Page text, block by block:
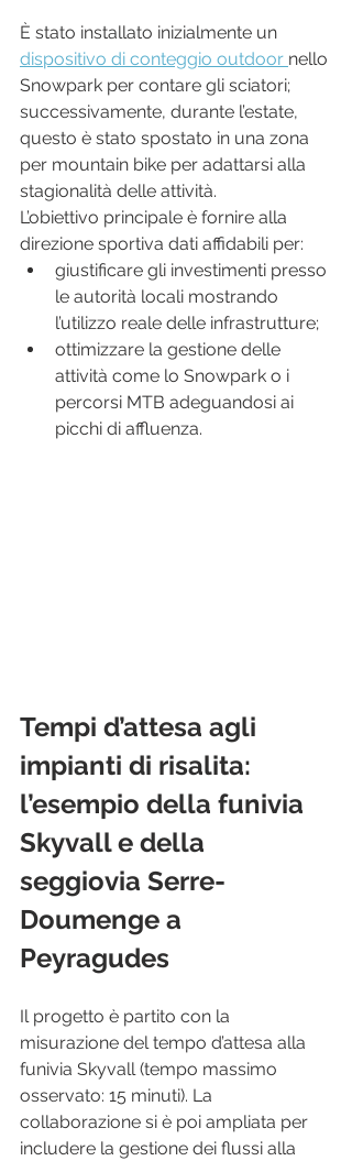
È stato installato inizialmente un
dispositivo di conteggio outdoor nello
Snowpark per contare gli sciatori;
successivamente, durante l’estate,
questo è stato spostato in una zona
per mountain bike per adattarsi alla
stagionalità delle attività.
L’obiettivo principale è fornire alla
direzione sportiva dati affidabili per:
giustificare gli investimenti presso
le autorità locali mostrando
l’utilizzo reale delle infrastrutture;
ottimizzare la gestione delle
attività come lo Snowpark o i
percorsi MTB adeguandosi ai
picchi di affluenza.
Tempi d’attesa agli
impianti di risalita:
l’esempio della funivia
Skyvall e della
seggiovia Serre-
Doumenge a
Peyragudes
Il progetto è partito con la
misurazione del tempo d’attesa alla
funivia Skyvall (tempo massimo
osservato: 15 minuti). La
collaborazione si è poi ampliata per
includere la gestione dei flussi alla